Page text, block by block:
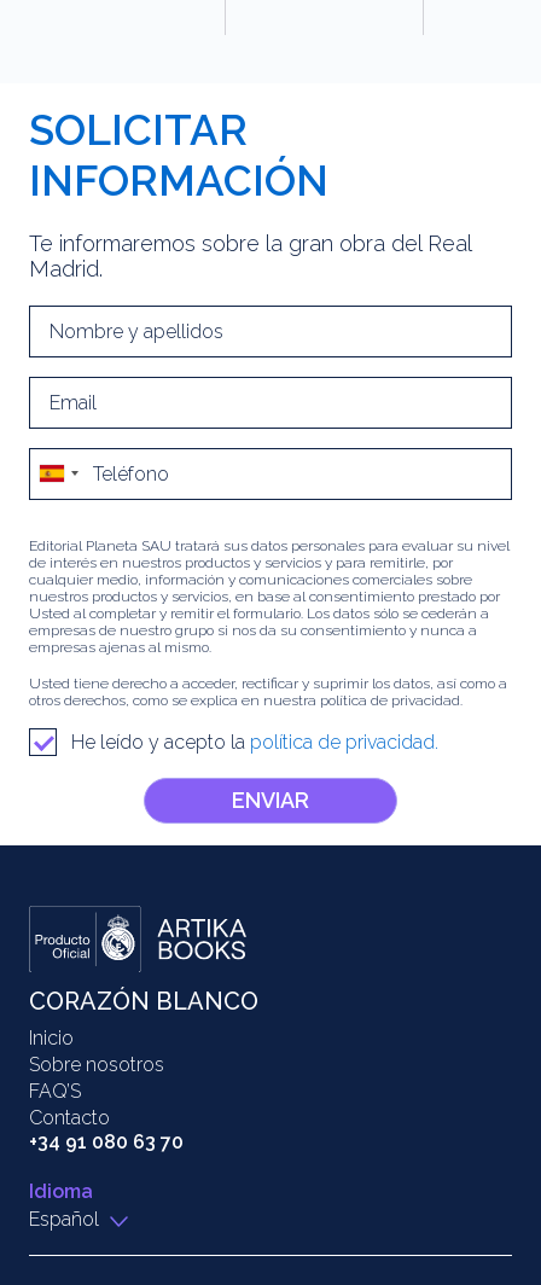
SOLICITAR
INFORMACIÓN
Te informaremos sobre la gran obra del Real
Madrid.
Editorial Planeta SAU tratará sus datos personales para evaluar su nivel
de interés en nuestros productos y servicios y para remitirle, por
cualquier medio, información y comunicaciones comerciales sobre
nuestros productos y servicios, en base al consentimiento prestado por
Usted al completar y remitir el formulario. Los datos sólo se cederán a
empresas de nuestro grupo si nos da su consentimiento y nunca a
empresas ajenas al mismo.
Usted tiene derecho a acceder, rectificar y suprimir los datos, así como a
otros derechos, como se explica en nuestra política de privacidad.
He leído y acepto la política de privacidad.
ENVIAR
CORAZÓN BLANCO
Inicio
Sobre nosotros
FAQ’S
Contacto
+34 91 080 63 70
Idioma
Español